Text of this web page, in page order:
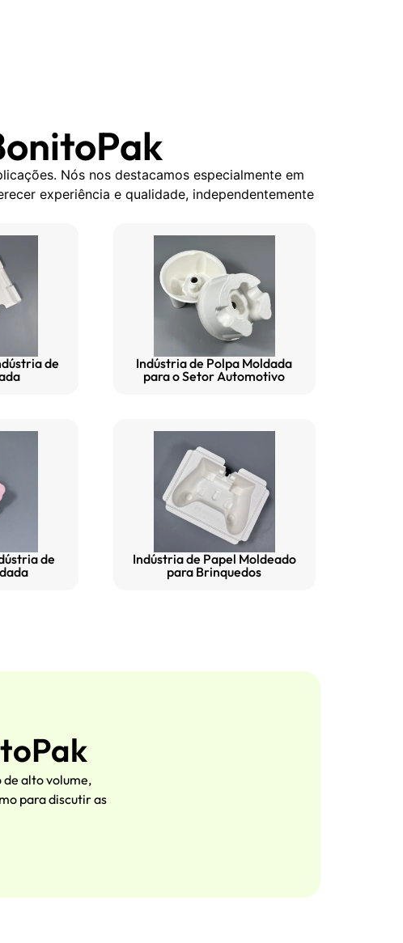
Nós nos destacamos especialmente em
experiência e qualidade, independentemente
de
Indústria de Polpa Moldada
para o Setor Automotivo
de
Indústria de Papel Moldeado
para Brinquedos
alto volume,
para discutir as